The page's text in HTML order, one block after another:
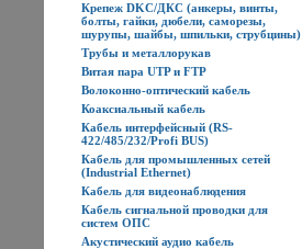
Крепеж DKC/ДКС (анкеры, винты,
болты, гайки, дюбели, саморезы,
шурупы, шайбы, шпильки, струбцины)
Трубы и металлорукав
Витая пара UTP и FTP
Волоконно-оптический кабель
Коаксиальный кабель
Кабель интерфейсный (RS-
422/485/232/Profi BUS)
Кабель для промышленных сетей
(Industrial Ethernet)
Кабель для видеонаблюдения
Кабель сигнальной проводки для
систем ОПС
Акустический аудио кабель